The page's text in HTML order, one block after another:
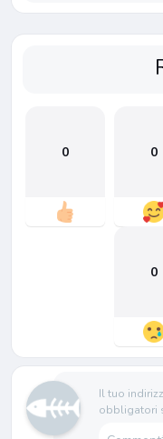
0 0
0
Il tuo
obbligatori